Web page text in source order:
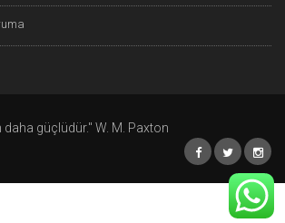
güçlüdür." W. M. Paxton